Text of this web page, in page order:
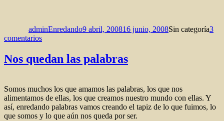
adminEnredando9 abril, 200816 junio, 2008Sin categoría3
comentariosen
cuatro
elementos
Nos quedan las palabras
Somos muchos los que amamos las palabras, los que nos
alimentamos de ellas, los que creamos nuestro mundo con ellas. Y
así, enredando palabras vamos creando el tapiz de lo que fuimos, lo
que somos y lo que aún nos queda por ser.